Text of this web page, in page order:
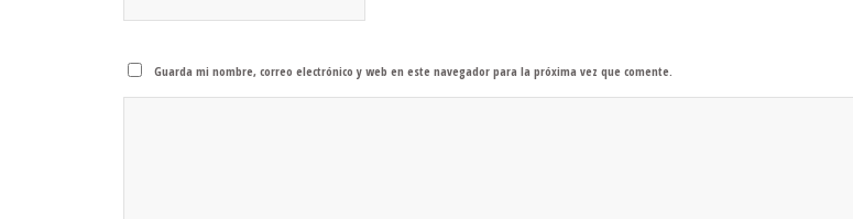
Guarda mi nombre, correo electrónico y web en este navegador para la próxima vez que comente.